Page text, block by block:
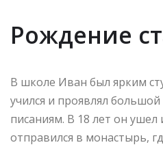
Рождение
В школе Иван был ярким
учился и проявлял
писаниям. В 18 лет он ушел
отправился в монастырь,